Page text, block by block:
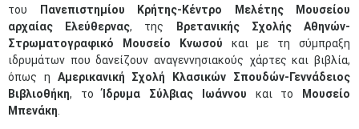
του
Πανεπιστημίου Κρήτης-Κέντρο Μελέτης Μουσείου
αρχαίας Ελεύθερνας, της
Βρετανικής Σχολής Αθηνών-
Στρωματογραφικό Μουσείο Κνωσού και με τη σύμπραξη
ιδρυμάτων που δανείζουν αναγεννησιακούς χάρτες και βιβλία,
όπως η Αμερικανική Σχολή Κλασικών Σπουδών-Γεννάδειος
Βιβλιοθήκη, τοΊδρυμα Σύλβιας Ιωάννου και το
Μουσείο
Μπενάκη